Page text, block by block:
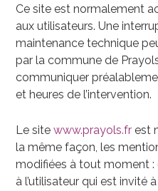
Ce site est normalement
aux utilisateurs. Une
maintenance technique
par la commune de
communiquer
et heures de l’intervention.
Le sitewww.prayols.fr est
la même façon, les
modifiées à tout moment :
à l’utilisateur qui est invité